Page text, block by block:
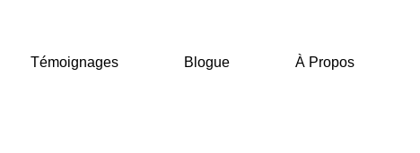
Témoignages Blogue À Propos